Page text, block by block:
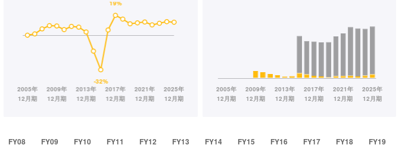
FY08 FY09 FY10 FY11 FY12 FY13 FY14 FY15 FY16 FY17 FY18 FY19